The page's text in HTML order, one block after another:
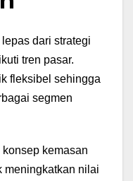
dari strategi
tren pasar.
fleksibel sehingga
segmen
kemasan
meningkatkan nilai